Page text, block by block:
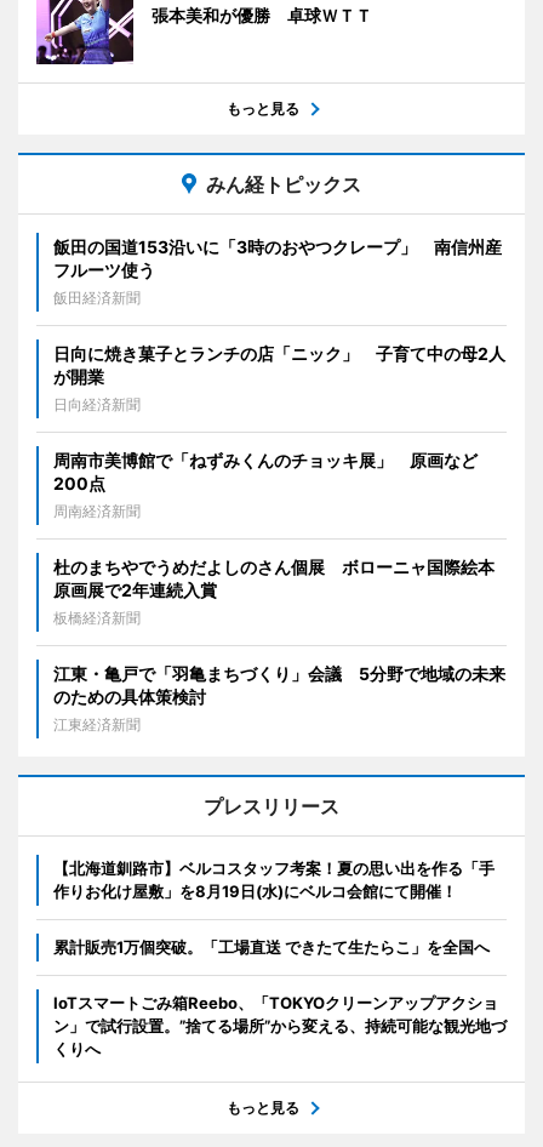
張本美和が優勝 卓球ＷＴＴ
もっと見る
みん経トピックス
飯田の国道153沿いに「3時のおやつクレープ」 南信州産
フルーツ使う
飯田経済新聞
日向に焼き菓子とランチの店「ニック」 子育て中の母2人
が開業
日向経済新聞
周南市美博館で「ねずみくんのチョッキ展」 原画など
200点
周南経済新聞
杜のまちやでうめだよしのさん個展 ボローニャ国際絵本
原画展で2年連続入賞
板橋経済新聞
江東・亀戸で「羽亀まちづくり」会議 5分野で地域の未来
のための具体策検討
江東経済新聞
プレスリリース
【北海道釧路市】ベルコスタッフ考案！夏の思い出を作る「手
作りお化け屋敷」を8月19日(水)にベルコ会館にて開催！
累計販売1万個突破。「工場直送 できたて生たらこ」を全国へ
IoTスマートごみ箱Reebo、「TOKYOクリーンアップアクショ
ン」で試行設置。”捨てる場所”から変える、持続可能な観光地づ
くりへ
もっと見る